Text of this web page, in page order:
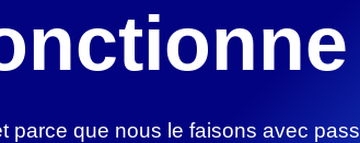
parce que nous le faisons avec